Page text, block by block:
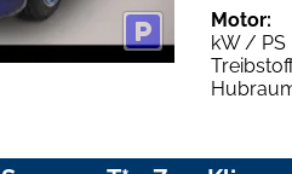
Motor:
kW / PS